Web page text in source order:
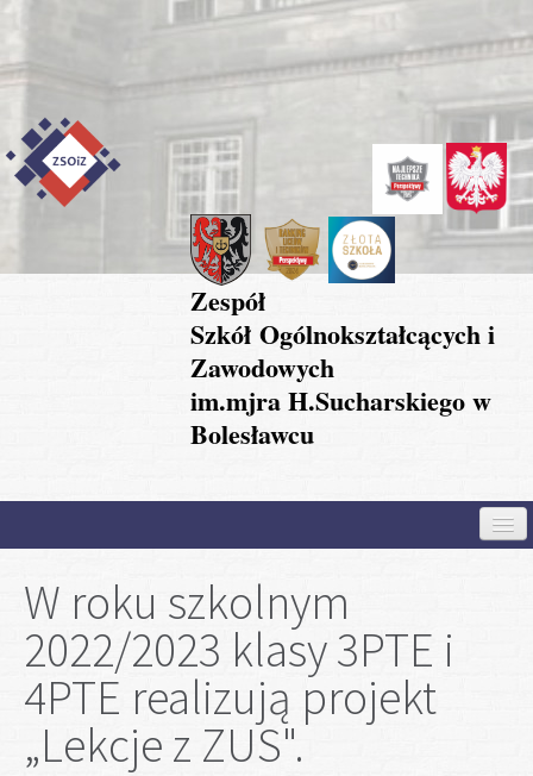
Zespół
Szkół Ogólnokształcących i
Zawodowych
im.mjra H.Sucharskiego w
Bolesławcu
Aktualności
Szkoła
W roku szkolnym
2022/2023 klasy 3PTE i
4PTE realizują projekt
„Lekcje z ZUS".